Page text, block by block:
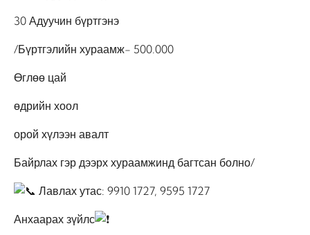
30 Адуучин бүртгэнэ
/Бүртгэлийн хураамж- 500.000
Өглөө цай
өдрийн хоол
орой хүлээн авалт
Байрлах гэр дээрх хураамжинд багтсан болно/
Лавлах утас: 9910 1727, 9595 1727
Анхаарах зүйлс